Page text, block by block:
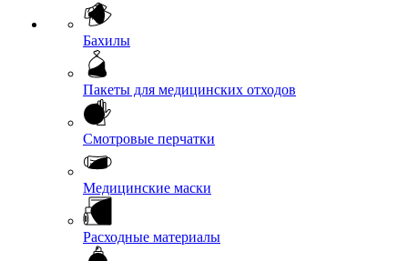
Бахилы
Пакеты для медицинских отходов
Смотровые перчатки
Медицинские маски
Расходные материалы